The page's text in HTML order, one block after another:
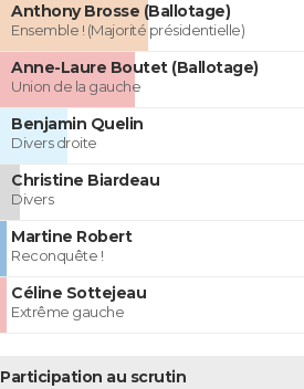
Anthony Brosse (Ballotage)
Ensemble ! (Majorité présidentielle)
Anne-Laure Boutet (Ballotage)
Union de la gauche
Benjamin Quelin
Divers droite
Christine Biardeau
Divers
Martine Robert
Reconquête !
Céline Sottejeau
Extrême gauche
Participation au scrutin